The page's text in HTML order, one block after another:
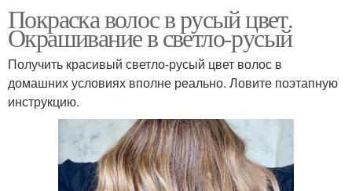
Покраска волос в русый цвет.
Окрашивание в светло-русый
Получить красивый светло-русый цвет волос в
домашних условиях вполне реально. Ловите поэтапную
инструкцию.